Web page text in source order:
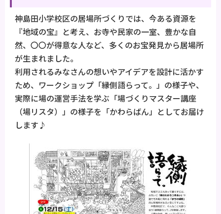
神島田小学校区の居場所づくりでは、今ある資源を
『地域の宝』と考え、お寺や民家の一室、豊かな自
然、〇〇が得意な人など、多くのお宝発見から居場所
が生まれました。
利用されるみなさんの想いやアイデアを設計に活かす
ため、ワークショップ「縁側語らって。」の様子や、
実際に場の運営手法を学ぶ「場づくりマスター講座
（場リスタ）」の様子を「かわらばん」としてお届け
します♪